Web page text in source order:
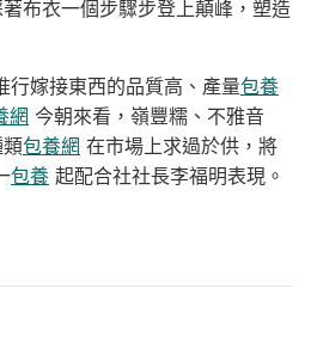
布衣一個步驟步登上顛峰，塑造
行嫁接東西的品質高、產量包養
網 今朝來看，嶺豐糯、不雅音
包養網 在市場上求過於供，將
包養 起配合社社長李福明表現。